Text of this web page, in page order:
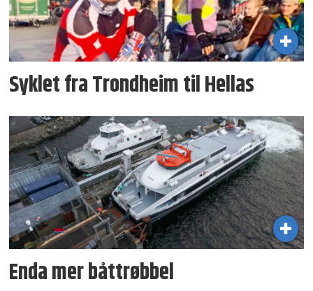
Syklet fra Trondheim til Hellas
Enda mer båttrøbbel